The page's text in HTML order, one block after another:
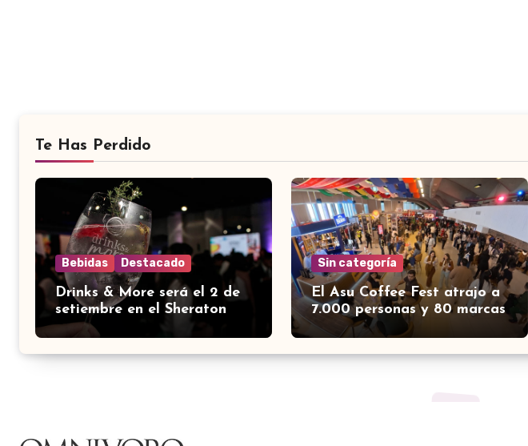
Te Has Perdido
Bebidas Destacado
Drinks & More será el 2 de
setiembre en el Sheraton
Sin categoría
El Asu Coffee Fest atrajo a
7.000 personas y 80 marcas